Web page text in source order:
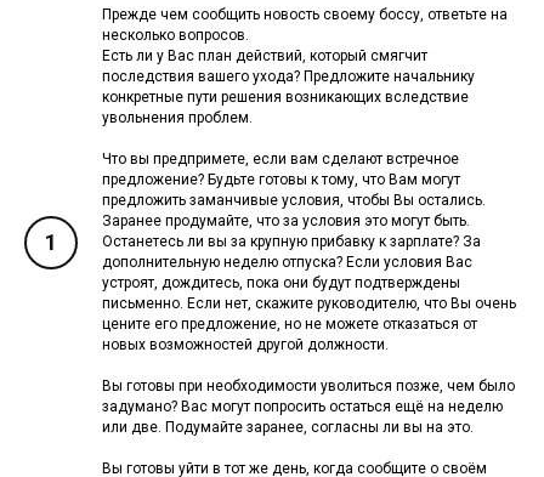
1
Прежде чем сообщить новость своему боссу, ответьте на
несколько вопросов.
Есть ли у Вас план действий, который смягчит
последствия вашего ухода? Предложите начальнику
конкретные пути решения возникающих вследствие
увольнения проблем.
Что вы предпримете, если вам сделают встречное
предложение? Будьте готовы к тому, что Вам могут
предложить заманчивые условия, чтобы Вы остались.
Заранее продумайте, что за условия это могут быть.
Останетесь ли вы за крупную прибавку к зарплате? За
дополнительную неделю отпуска? Если условия Вас
устроят, дождитесь, пока они будут подтверждены
письменно. Если нет, скажите руководителю, что Вы очень
цените его предложение, но не можете отказаться от
новых возможностей другой должности.
Вы готовы при необходимости уволиться позже, чем было
задумано? Вас могут попросить остаться ещё на неделю
или две. Подумайте заранее, согласны ли вы на это.
Вы готовы уйти в тот же день, когда сообщите о своём